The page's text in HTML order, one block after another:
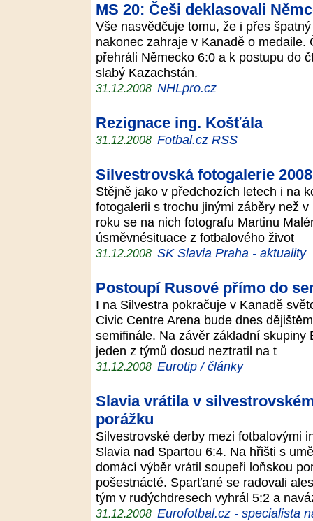
MS 20: Češi deklasovali
Vše nasvědčuje tomu, že i přes
nakonec zahraje v Kanadě o
přehráli Německo 6:0 a k postupu do
slabý Kazachstán.
31.12.2008 NHLpro.cz
Rezignace ing. Košťála
31.12.2008 Fotbal.cz RSS
Silvestrovská fotogalerie 2008
Stějně jako v předchozích letech i na
fotogalerii s trochu jinými záběry než
roku se na nich fotografu Martinu
úsměvnésituace z fotbalového život
31.12.2008 SK Slavia Praha - aktuality
Postoupí Rusové přímo do
I na Silvestra pokračuje v Kanadě
Civic Centre Arena bude dnes
semifinále. Na závěr základní
jeden z týmů dosud neztratil na t
31.12.2008 Eurotip / články
Slavia vrátila v
porážku
Silvestrovské derby mezi fotbalovými
Slavia nad Spartou 6:4. Na hřišti s
domácí výběr vrátil soupeři loňskou
pošestnácté. Sparťané se radovali
tým v rudýchdresech vyhrál 5:2 a
31.12.2008 Eurofotbal.cz - specialista